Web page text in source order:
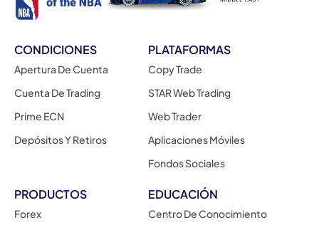
CONDICIONES
Apertura De Cuenta
Cuenta De Trading
Prime ECN
Depósitos Y Retiros
PLATAFORMAS
Copy Trade
STAR Web Trading
Web Trader
Aplicaciones Móviles
Fondos Sociales
PRODUCTOS
Forex
EDUCACIÓN
Centro De Conocimiento